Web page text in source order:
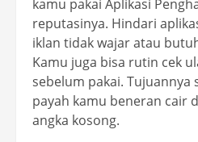
kamu pakai Aplikasi
reputasinya. Hindari
iklan tidak wajar atau
Kamu juga bisa rutin cek
sebelum pakai. Tujuannya
payah kamu beneran cair
angka kosong.